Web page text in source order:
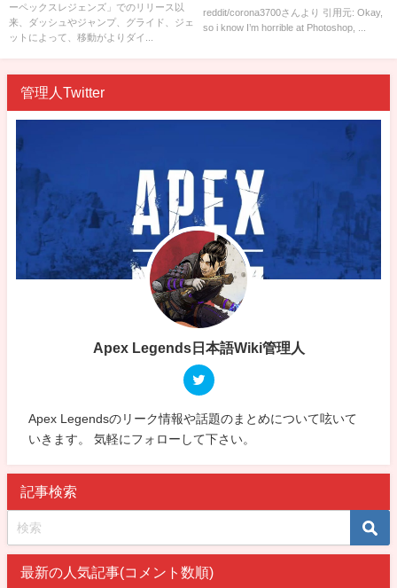
ーペックスレジェンズ」でのリリース以
来、ダッシュやジャンプ、グライド、ジェ
ットによって、移動がよりダイ...
イビング軌道を金色にするのど
う？」
reddit/corona3700さんより 引用元: Okay,
so i know I’m horrible at Photoshop, ...
管理人Twitter
Apex Legends日本語Wiki管理人
Apex Legendsのリーク情報や話題のまとめについて呟いて
いきます。 気軽にフォローして下さい。
記事検索
最新の人気記事(コメント数順)